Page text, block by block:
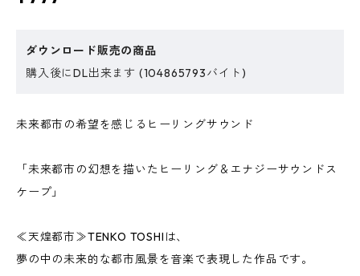
ダウンロード販売の商品
購入後にDL出来ます (104865793バイト)
未来都市の希望を感じるヒーリングサウンド
「未来都市の幻想を描いたヒーリング＆エナジーサウンドス
ケープ」
≪天煌都市≫TENKO TOSHIは、
夢の中の未来的な都市風景を音楽で表現した作品です。